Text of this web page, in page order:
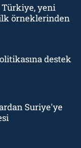
Türkiye, yeni
örneklerinden
destek
Suriye'ye